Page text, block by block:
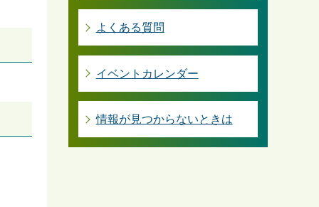
よくある質問
イベントカレンダー
情報が見つからないときは